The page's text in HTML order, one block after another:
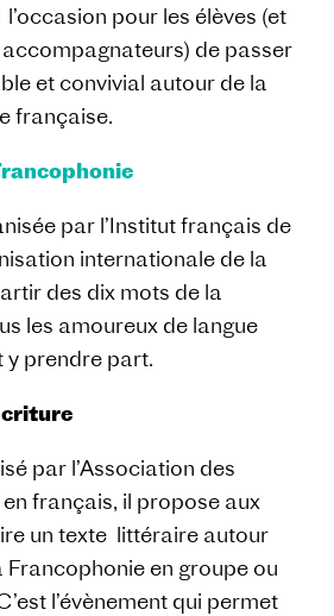
pour les élèves (et
de passer
et convivial autour de la
française.
par l’Institut français de
internationale de la
des dix mots de la
les amoureux de langue
y prendre part.
par l’Association des
français, il propose aux
un texte littéraire autour
Francophonie en groupe ou
l’évènement qui permet